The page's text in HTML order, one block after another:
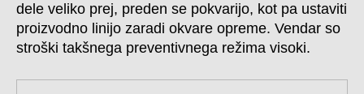
dele veliko prej, preden se pokvarijo, kot pa ustaviti
proizvodno linijo zaradi okvare opreme. Vendar so
stroški takšnega preventivnega režima visoki.